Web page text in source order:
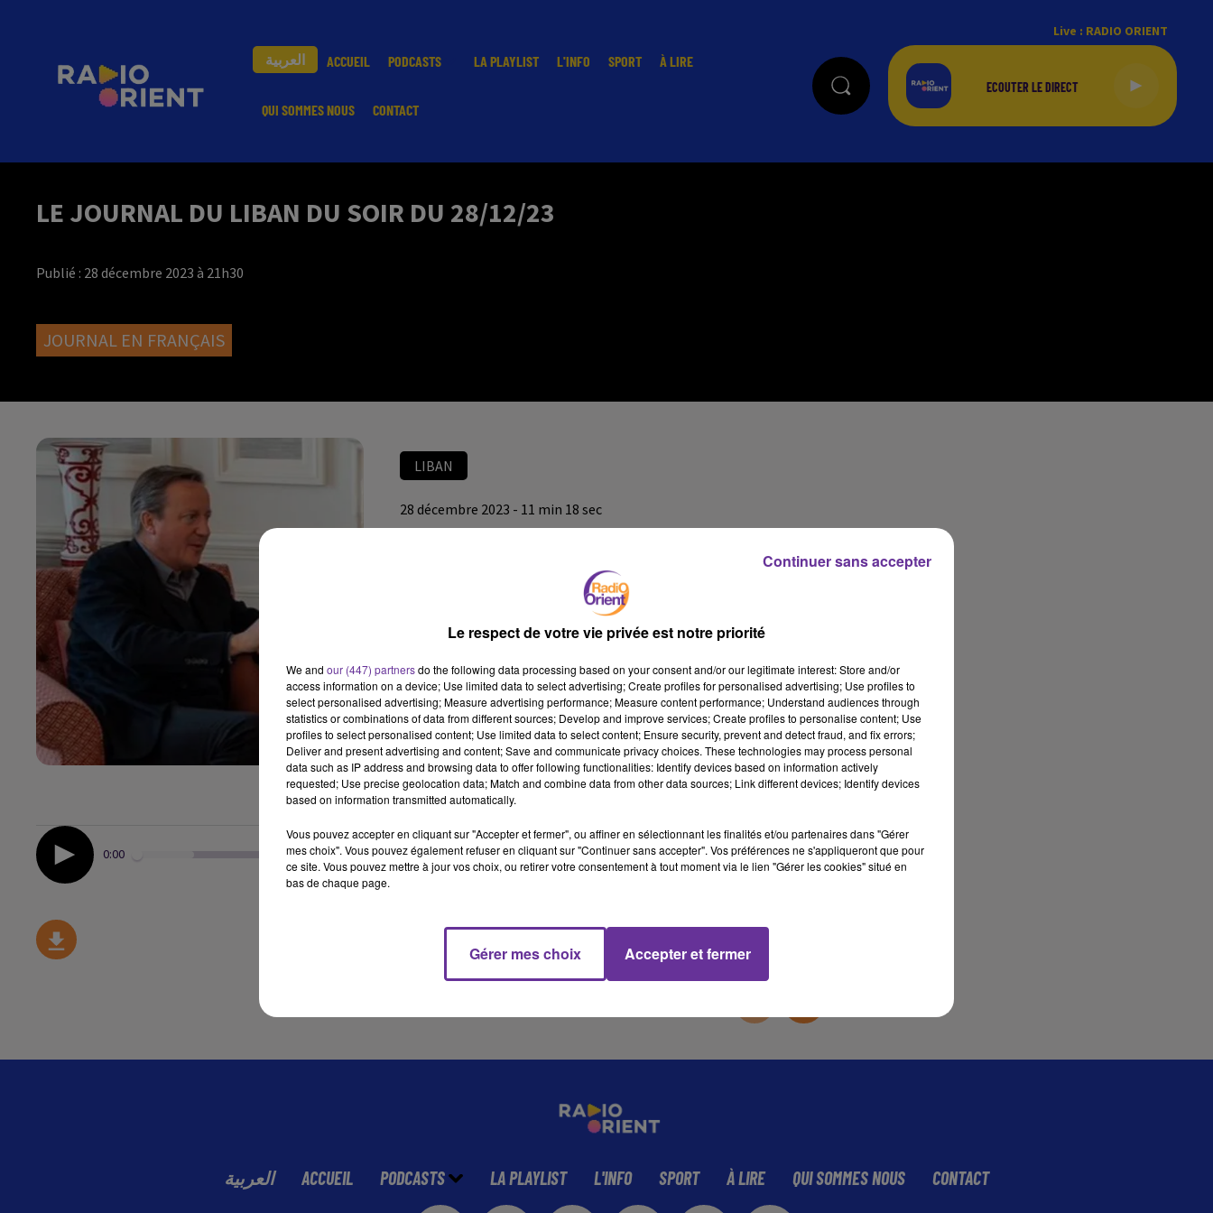
العربية ACCUEIL PODCASTS LA PLAYLIST L'INFO SPORT À LIRE
QUI SOMMES NOUS CONTACT
Live : RADIO ORIENT
LE JOURNAL DU LIBAN DU SOIR DU 28/12/23
Publié : 28 décembre 2023 à 21h30
JOURNAL EN FRANÇAIS
LIBAN
28 décembre 2023 - 11 min 18 sec
LE JOURNAL DU LIBAN DU SOIR DU 28/12/23
0:00 11 min 18 sec
العربية ACCUEIL PODCASTS LA PLAYLIST L'INFO SPORT À LIRE QUI SOMMES NOUS CONTACT
Le respect de votre vie privée est notre priorité
We and our (447) partnersdo the following data processing based on your consent and/or our legitimate interest: Store and/or
access information on a device; Use limited data to select advertising; Create profiles for personalised advertising; Use profiles to
select personalised advertising; Measure advertising performance; Measure content performance; Understand audiences through
statistics or combinations of data from different sources; Develop and improve services; Create profiles to personalise content; Use
profiles to select personalised content; Use limited data to select content; Ensure security, prevent and detect fraud, and fix errors;
Deliver and present advertising and content; Save and communicate privacy choices. These technologies may process personal
data such as IP address and browsing data to offer following functionalities: Identify devices based on information actively
requested; Use precise geolocation data; Match and combine data from other data sources; Link different devices; Identify devices
based on information transmitted automatically.
Vous pouvez accepter en cliquant sur "Accepter et fermer", ou affiner en sélectionnant les finalités et/ou partenaires dans "Gérer
mes choix". Vous pouvez également refuser en cliquant sur "Continuer sans accepter". Vos préférences ne s'appliqueront que pour
ce site. Vous pouvez mettre à jour vos choix, ou retirer votre consentement à tout moment via le lien "Gérer les cookies" situé en
bas de chaque page.
Gérer mes choix Accepter et fermer
Continuer sans accepter